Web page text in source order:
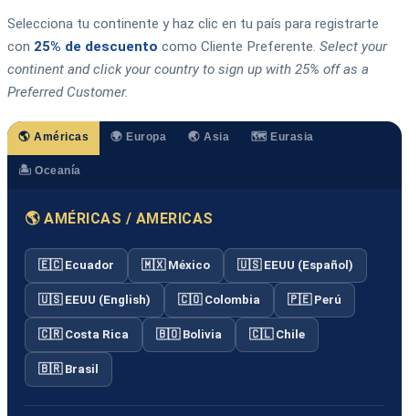
Selecciona tu continente y haz clic en tu país para registrarte
con 25% de descuento como Cliente Preferente. Select your
continent and click your country to sign up with 25% off as a
Preferred Customer.
🌎 Américas 🌍 Europa 🌏 Asia 🗺️ Eurasia
🏝️ Oceanía
🌎 AMÉRICAS / AMERICAS
🇪🇨 Ecuador 🇲🇽 México 🇺🇸 EEUU (Español)
🇺🇸 EEUU (English) 🇨🇴 Colombia 🇵🇪 Perú
🇨🇷 Costa Rica 🇧🇴 Bolivia 🇨🇱 Chile
🇧🇷 Brasil